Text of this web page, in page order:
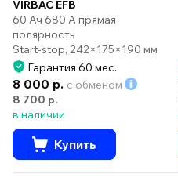
VIRBAC EFB
60 Ач 680 А прямая
полярность
Start-stop, 242×175×190 мм
Гарантия 60 мес.
8 000 р. с обменом
8 700 р.
в наличии
Купить